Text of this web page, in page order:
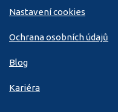
Nastavení cookies
Ochrana osobních údajů
Blog
Kariéra